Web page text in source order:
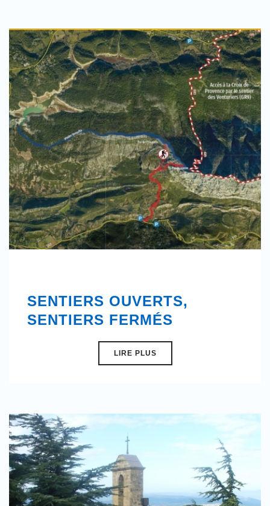
SENTIERS OUVERTS,
SENTIERS FERMÉS
LIRE PLUS